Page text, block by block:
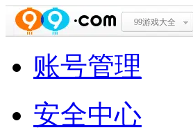
99游戏大全
账号管理
安全中心